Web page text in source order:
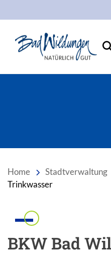
Home Stadtverwaltung
Trinkwasser
Einleitung
BKW Bad